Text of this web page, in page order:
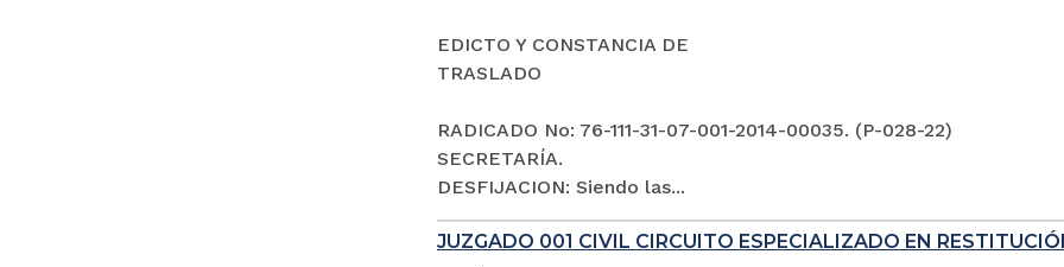
EDICTO Y CONSTANCIA DE
TRASLADO
RADICADO No: 76-111-31-07-001-2014-00035. (P-028-22)
SECRETARÍA.
DESFIJACION: Siendo las...
JUZGADO 001 CIVIL CIRCUITO ESPECIALIZADO EN